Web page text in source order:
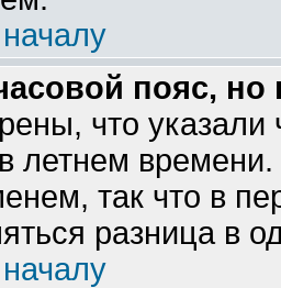
пояс,
что указали
летнем
так что в
разница в